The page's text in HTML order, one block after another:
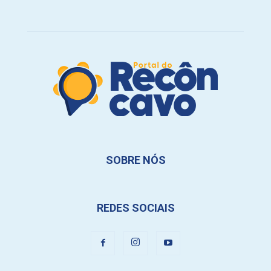
SOBRE NÓS
REDES SOCIAIS